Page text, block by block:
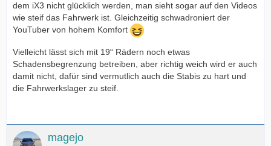
dem iX3 nicht glücklich werden, man sieht sogar auf den Videos
wie steif das Fahrwerk ist. Gleichzeitig schwadroniert der
YouTuber von hohem Komfort
Vielleicht lässt sich mit 19“ Rädern noch etwas
Schadensbegrenzung betreiben, aber richtig weich wird er auch
damit nicht, dafür sind vermutlich auch die Stabis zu hart und
die Fahrwerkslager zu steif.
magejo